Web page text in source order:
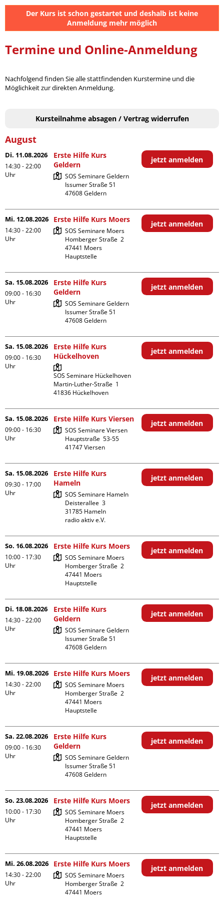
Der Kurs ist schon gestartet und deshalb ist keine
Anmeldung mehr möglich
Termine und Online-Anmeldung
Nachfolgend finden Sie alle stattfindenden Kurstermine und die
Möglichkeit zur direkten Anmeldung.
Kursteilnahme absagen / Vertrag widerrufen
August
Di. 11.08.2026
14:30 - 22:00
Uhr
Erste Hilfe Kurs
Geldern
SOS Seminare Geldern
Issumer Straße 51
jetzt anmelden
Mi. 12.08.2026
14:30 - 22:00
Uhr
Erste Hilfe Kurs Moers
SOS Seminare Moers
Homberger Straße  2
47441 Moers
Hauptstelle
jetzt anmelden
Sa. 15.08.2026
09:00 - 16:30
Uhr
Erste Hilfe Kurs
Geldern
SOS Seminare Geldern
Issumer Straße 51
jetzt anmelden
Sa. 15.08.2026
09:00 - 16:30
Uhr
Erste Hilfe Kurs
Hückelhoven
SOS Seminare Hückelhoven
Martin-Luther-Straße  1
jetzt anmelden
Sa. 15.08.2026
09:00 - 16:30
Uhr
Erste Hilfe Kurs Viersen
SOS Seminare Viersen
Hauptstraße  53-55
jetzt anmelden
Sa. 15.08.2026
09:30 - 17:00
Uhr
Erste Hilfe Kurs
Hameln
SOS Seminare Hameln
Deisterallee  3
31785 Hameln
radio aktiv e.V.
jetzt anmelden
So. 16.08.2026
10:00 - 17:30
Uhr
Erste Hilfe Kurs Moers
SOS Seminare Moers
Homberger Straße  2
47441 Moers
Hauptstelle
jetzt anmelden
Di. 18.08.2026
14:30 - 22:00
Uhr
Erste Hilfe Kurs
Geldern
SOS Seminare Geldern
Issumer Straße 51
jetzt anmelden
Mi. 19.08.2026
14:30 - 22:00
Uhr
Erste Hilfe Kurs Moers
SOS Seminare Moers
Homberger Straße  2
47441 Moers
Hauptstelle
jetzt anmelden
Sa. 22.08.2026
09:00 - 16:30
Uhr
Erste Hilfe Kurs
Geldern
SOS Seminare Geldern
Issumer Straße 51
jetzt anmelden
So. 23.08.2026
10:00 - 17:30
Uhr
Erste Hilfe Kurs Moers
SOS Seminare Moers
Homberger Straße  2
47441 Moers
Hauptstelle
jetzt anmelden
Mi. 26.08.2026
14:30 - 22:00
Uhr
Erste Hilfe Kurs Moers
SOS Seminare Moers
Homberger Straße  2
47441 Moers
jetzt anmelden